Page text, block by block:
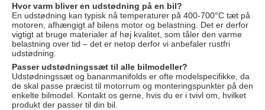
Hvor varm bliver en udstødning på en bil?
En udstødning kan typisk nå temperaturer på 400-700°C tæt på
motoren, afhængigt af bilens motor og belastning. Det er derfor
vigtigt at bruge materialer af høj kvalitet, som tåler den varme
belastning over tid – det er netop derfor vi anbefaler rustfri
udstødning.
Passer udstødningssæt til alle bilmodeller?
Udstødningssæt og bananmanifolds er ofte modelspecifikke, da
de skal passe præcist til motorrum og monteringspunkter på den
enkelte bilmodel. Kontakt os gerne, hvis du er i tvivl om, hvilket
produkt der passer til din bil.